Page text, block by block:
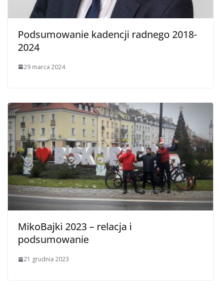
Podsumowanie kadencji radnego 2018-
2024
29 marca 2024
MikoBajki 2023 – relacja i
podsumowanie
21 grudnia 2023